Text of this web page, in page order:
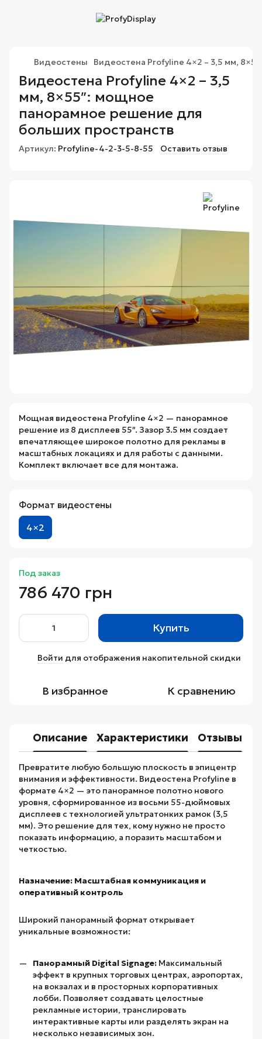
Видеостены Видеостена Profyline 4×2 – 3,5 мм,
Видеостена Profyline 4×2 – 3,5
мм, 8×55″: мощное
панорамное решение для
больших пространств
Артикул: Profyline-4-2-3-5-8-55 Оставить отзыв
Мощная видеостена Profyline 4×2 — панорамное
решение из 8 дисплеев 55″. Зазор 3.5 мм создает
впечатляющее широкое полотно для рекламы в
масштабных локациях и для работы с данными.
Комплект включает все для монтажа.
Формат видеостены
4×2
Под заказ
786 470 грн
Купить
Войти для отображения накопительной скидки
В избранное К сравнению
Описание Характеристики Отзывы
Превратите любую большую плоскость в эпицентр
внимания и эффективности. Видеостена Profyline в
формате 4×2 — это панорамное полотно нового
уровня, сформированное из восьми 55-дюймовых
дисплеев с технологией ультратонких рамок (3,5
мм). Это решение для тех, кому нужно не просто
показать информацию, а поразить масштабом и
четкостью.
Назначение: Масштабная коммуникация и
оперативный контроль
Широкий панорамный формат открывает
уникальные возможности:
Панорамный Digital Signage: Максимальный
эффект в крупных торговых центрах, аэропортах,
на вокзалах и в просторных корпоративных
лобби. Позволяет создавать целостные
рекламные истории, транслировать
интерактивные карты или разделять экран на
несколько независимых зон.